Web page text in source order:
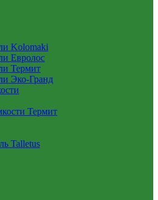
Kolomaki
Евролос
Термит
Эко-Гранд
Термит
Talletus